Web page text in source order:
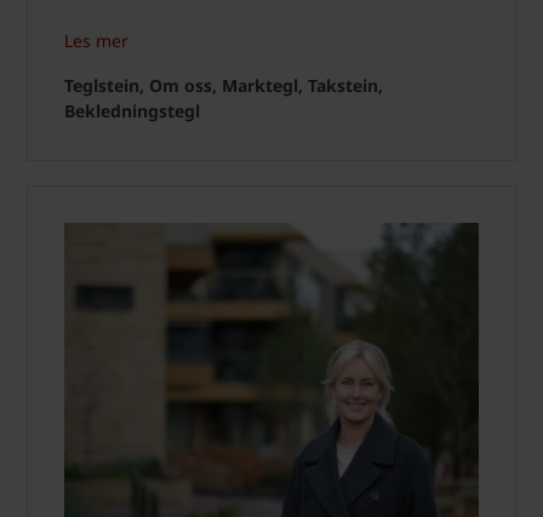
Les mer
Teglstein, Om oss, Marktegl, Takstein,
Bekledningstegl